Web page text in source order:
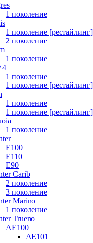
1 поколение
1 поколение [рестайлинг]
2 поколение
1 поколение
1 поколение
1 поколение [рестайлинг]
1 поколение
1 поколение [рестайлинг]
1 поколение
E100
E110
E90
Carib
2 поколение
3 поколение
Marino
1 поколение
Trueno
AE100
AE101